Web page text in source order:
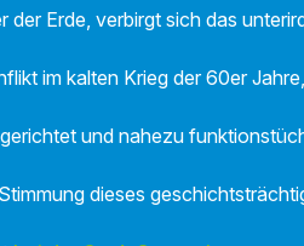
Erde, verbirgt sich das
im kalten Krieg der 60er
und nahezu
dieses